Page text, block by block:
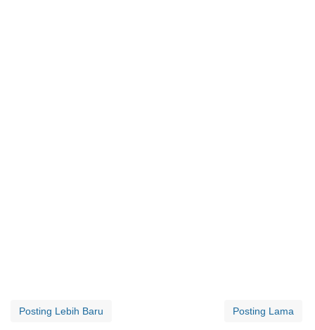
Posting Lebih Baru Posting Lama